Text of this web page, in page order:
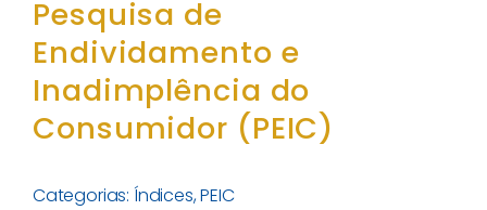
Pesquisa de
Endividamento e
Inadimplência do
Consumidor (PEIC)
Categorias: Índices,PEIC